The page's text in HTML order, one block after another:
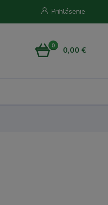
Prihlásenie
0 0,00 €